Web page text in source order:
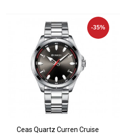
-35%
Ceas Quartz Curren Cruise